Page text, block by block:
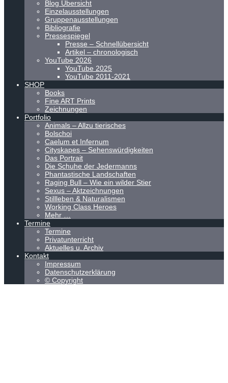
Blog Übersicht
Einzelausstellungen
Gruppenausstellungen
Bibliografie
Pressespiegel
Presse – Schnellübersicht
Artikel – chronologisch
YouTube 2026
YouTube 2025
YouTube 2011-2021
SHOP
Books
Fine ART Prints
Zeichnungen
Portfolio
Animals – Allzu tierisches
Bolschoi
Caelum et Infernum
Cityskapes – Sehenswürdigkeiten
Das Portrait
Die Schuhe der Jedermanns
Phantastische Landschaften
Raging Bull – Wie ein wilder Stier
Sexus – Aktzeichnungen
Stillleben & Naturalismen
Working Class Heroes
Mehr …
Termine
Termine
Privatunterricht
Aktuelles u. Archiv
Kontakt
Impressum
Datenschutzerklärung
© Copyright